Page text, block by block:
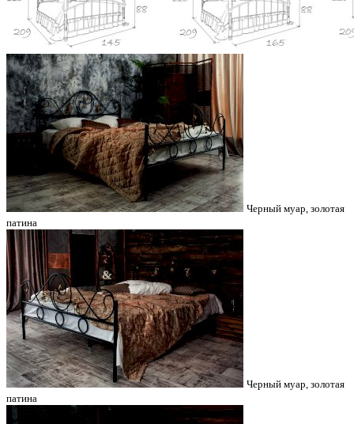
Черный муар, золотая
патина
Черный муар, золотая
патина